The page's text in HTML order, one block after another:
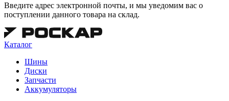
Введите адрес электронной почты, и мы уведомим вас о
поступлении данного товара на склад.
Каталог
Шины
Диски
Запчасти
Аккумуляторы